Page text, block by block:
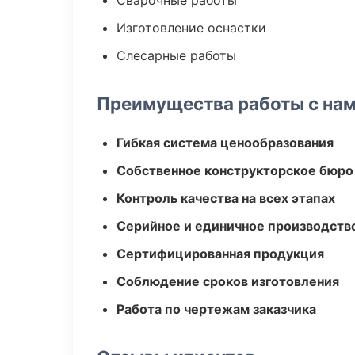
Изготовление оснастки
Слесарные работы
Преимущества работы с
Гибкая система ценообразования
Собственное конструкторское бюро
Контроль качества на всех этапах
Серийное и единичное
Сертифицированная продукция
Соблюдение сроков изготовления
Работа по чертежам заказчика